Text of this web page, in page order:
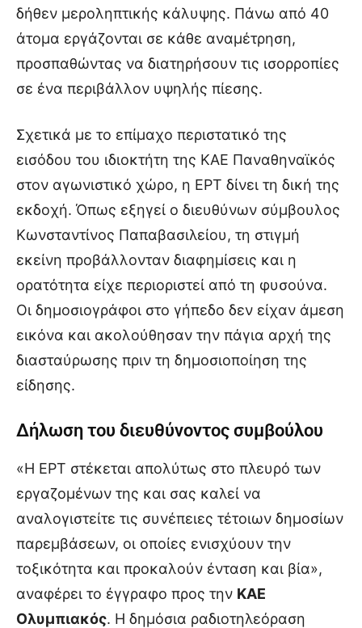
δήθεν μεροληπτικής κάλυψης. Πάνω από 40
άτομα εργάζονται σε κάθε αναμέτρηση,
προσπαθώντας να διατηρήσουν τις ισορροπίες
σε ένα περιβάλλον υψηλής πίεσης.
Σχετικά με το επίμαχο περιστατικό της
εισόδου του ιδιοκτήτη της ΚΑΕ Παναθηναϊκός
στον αγωνιστικό χώρο, η ΕΡΤ δίνει τη δική της
εκδοχή. Όπως εξηγεί ο διευθύνων σύμβουλος
Κωνσταντίνος Παπαβασιλείου, τη στιγμή
εκείνη προβάλλονταν διαφημίσεις και η
ορατότητα είχε περιοριστεί από τη φυσούνα.
Οι δημοσιογράφοι στο γήπεδο δεν είχαν άμεση
εικόνα και ακολούθησαν την πάγια αρχή της
διασταύρωσης πριν τη δημοσιοποίηση της
είδησης.
Δήλωση του διευθύνοντος συμβούλου
«Η ΕΡΤ στέκεται απολύτως στο πλευρό των
εργαζομένων της και σας καλεί να
αναλογιστείτε τις συνέπειες τέτοιων δημοσίων
παρεμβάσεων, οι οποίες ενισχύουν την
τοξικότητα και προκαλούν ένταση και βία»,
αναφέρει το έγγραφο προς την ΚΑΕ
Ολυμπιακός. Η δημόσια ραδιοτηλεόραση